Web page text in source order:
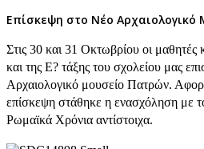
Επίσκεψη στο Νέο
Στις 30 και 31 Οκτωβρίου οι μαθητές
και της Ε? τάξης του σχολείου μας
Αρχαιολογικό μουσείο Πατρών.
επίσκεψη στάθηκε η ενασχόληση με
Ρωμαϊκά Χρόνια αντίστοιχα.